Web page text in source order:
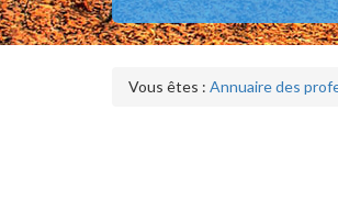
Vous êtes : Annuaire des